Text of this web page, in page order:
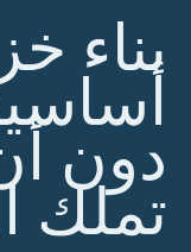
بناء
دون
تملك